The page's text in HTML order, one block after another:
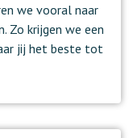
we vooral naar
Zo krijgen we een
jij het beste tot